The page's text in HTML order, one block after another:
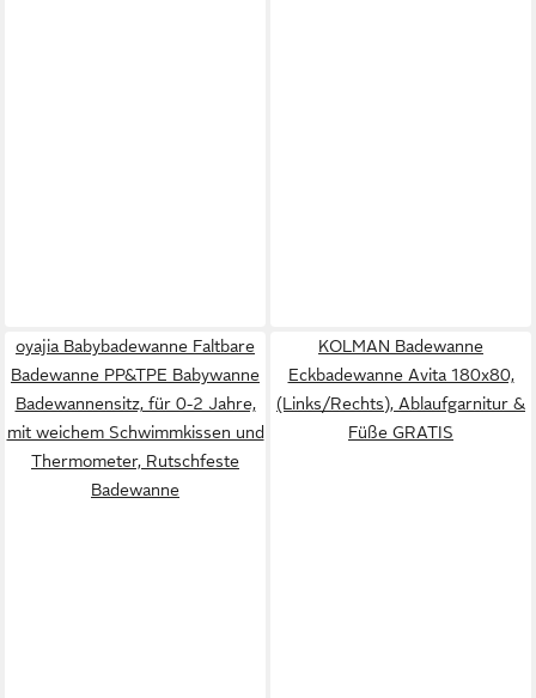
oyajia Babybadewanne Faltbare
Badewanne PP&TPE Babywanne
Badewannensitz, für 0-2 Jahre,
mit weichem Schwimmkissen und
Thermometer, Rutschfeste
Badewanne
KOLMAN Badewanne
Eckbadewanne Avita 180x80,
(Links/Rechts), Ablaufgarnitur &
Füße GRATIS